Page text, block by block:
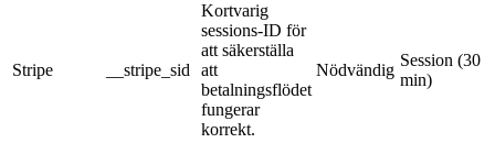
Stripe __stripe_sid
Kortvarig
sessions-ID för
att säkerställa
att
betalningsflödet
fungerar
korrekt.
Nödvändig
Session (30
min)